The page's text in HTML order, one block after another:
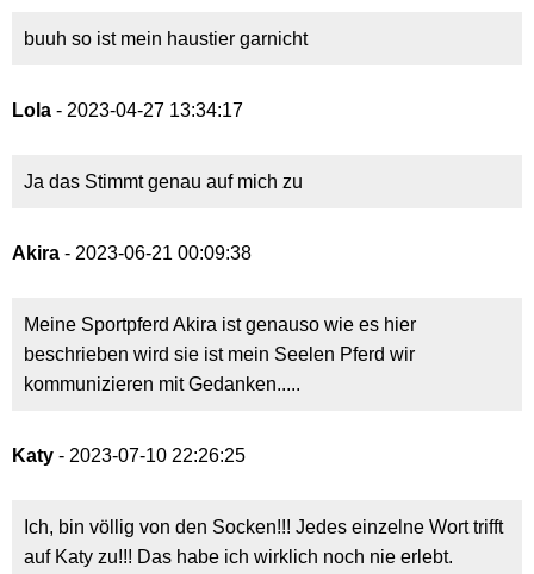
buuh so ist mein haustier garnicht
Lola - 2023-04-27 13:34:17
Ja das Stimmt genau auf mich zu
Akira - 2023-06-21 00:09:38
Meine Sportpferd Akira ist genauso wie es hier
beschrieben wird sie ist mein Seelen Pferd wir
kommunizieren mit Gedanken.....
Katy - 2023-07-10 22:26:25
Ich, bin völlig von den Socken!!! Jedes einzelne Wort trifft
auf Katy zu!!! Das habe ich wirklich noch nie erlebt.